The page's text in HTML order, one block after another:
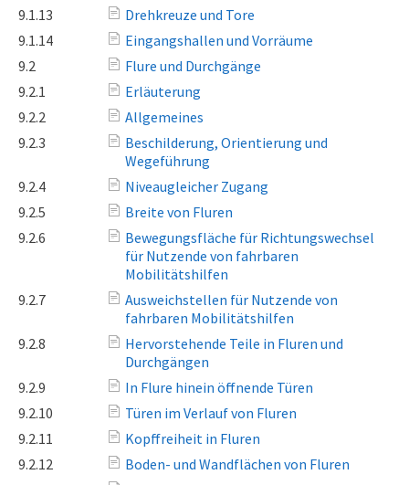
9.1.13
Drehkreuze und Tore
9.1.14
Eingangshallen und Vorräume
9.2
Flure und Durchgänge
9.2.1
Erläuterung
9.2.2
Allgemeines
9.2.3
Beschilderung, Orientierung und
Wegeführung
9.2.4
Niveaugleicher Zugang
9.2.5
Breite von Fluren
9.2.6
Bewegungsfläche für Richtungswechsel
für Nutzende von fahrbaren
Mobilitätshilfen
9.2.7
Ausweichstellen für Nutzende von
fahrbaren Mobilitätshilfen
9.2.8
Hervorstehende Teile in Fluren und
Durchgängen
9.2.9
In Flure hinein öffnende Türen
9.2.10
Türen im Verlauf von Fluren
9.2.11
Kopffreiheit in Fluren
9.2.12
Boden- und Wandflächen von Fluren